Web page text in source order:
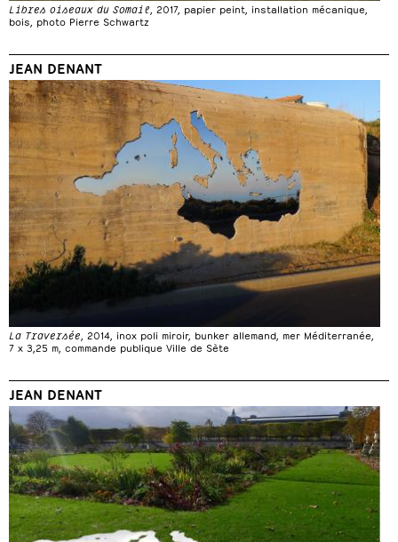
Libres oiseaux du Somail , 2017, papier peint, installation mécanique,
bois, photo Pierre Schwartz
JEAN DENANT
La Traversée, 2014, inox poli miroir, bunker allemand, mer Méditerranée,
7 x 3,25 m, commande publique Ville de Sète
JEAN DENANT